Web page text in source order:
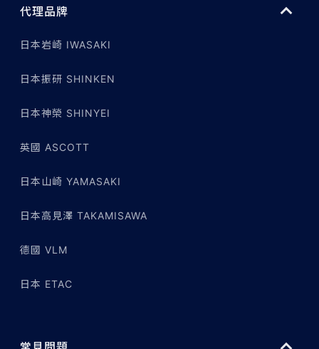
代理品牌
日本岩崎 IWASAKI
日本振研 SHINKEN
日本神榮 SHINYEI
英國 ASCOTT
日本山崎 YAMASAKI
日本高見澤 TAKAMISAWA
德國 VLM
日本 ETAC